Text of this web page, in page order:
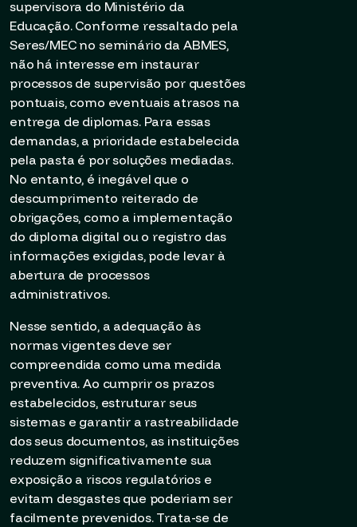
supervisora do Ministério da
Educação. Conforme ressaltado pela
Seres/MEC no seminário da ABMES,
não há interesse em instaurar
processos de supervisão por questões
pontuais, como eventuais atrasos na
entrega de diplomas. Para essas
demandas, a prioridade estabelecida
pela pasta é por soluções mediadas.
No entanto, é inegável que o
descumprimento reiterado de
obrigações, como a implementação
do diploma digital ou o registro das
informações exigidas, pode levar à
abertura de processos
administrativos.
Nesse sentido, a adequação às
normas vigentes deve ser
compreendida como uma medida
preventiva. Ao cumprir os prazos
estabelecidos, estruturar seus
sistemas e garantir a rastreabilidade
dos seus documentos, as instituições
reduzem significativamente sua
exposição a riscos regulatórios e
evitam desgastes que poderiam ser
facilmente prevenidos. Trata-se de